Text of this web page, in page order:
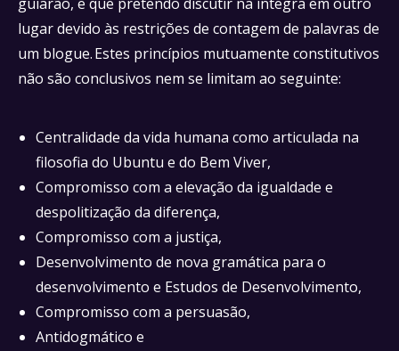
lugar devido às restrições de contagem de palavras de
um blogue. Estes princípios mutuamente constitutivos
não são conclusivos nem se limitam ao seguinte:
Centralidade da vida humana como articulada na
filosofia do Ubuntu e do Bem Viver,
Compromisso com a elevação da igualdade e
despolitização da diferença,
Compromisso com a justiça,
Desenvolvimento de nova gramática para o
desenvolvimento e Estudos de Desenvolvimento,
Compromisso com a persuasão,
Antidogmático e